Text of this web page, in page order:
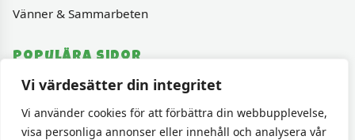
Vi värdesätter din integritet
Vi använder cookies för att förbättra din webbupplevelse,
visa personliga annonser eller innehåll och analysera vår
Vänner & Sammarbeten
Populära sidor
Varumärken
Fyndhörnan
1000 bitars pussel